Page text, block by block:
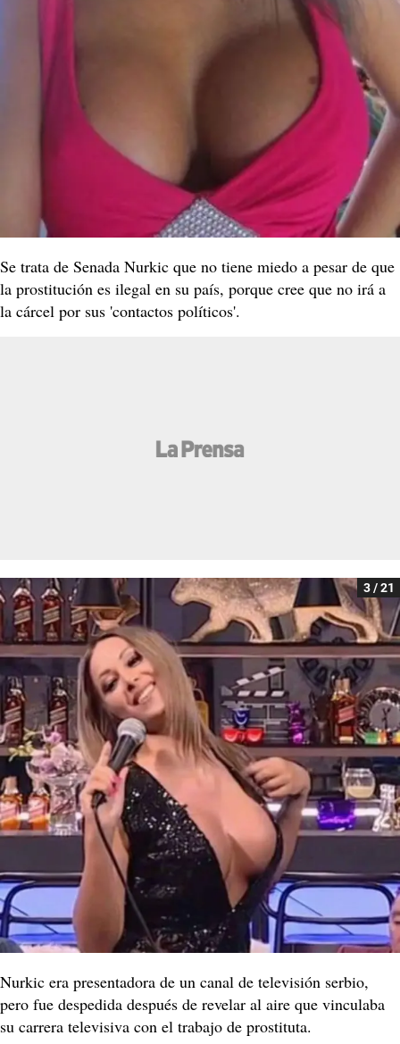
Se trata de Senada Nurkic que no tiene miedo a pesar de que
la prostitución es ilegal en su país, porque cree que no irá a
la cárcel por sus 'contactos políticos'.
3 / 21
Nurkic era presentadora de un canal de televisión serbio,
pero fue despedida después de revelar al aire que vinculaba
su carrera televisiva con el trabajo de prostituta.